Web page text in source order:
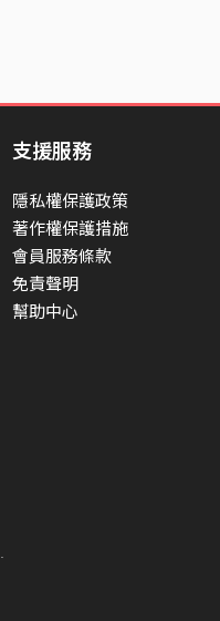
支援服務
隱私權保護政策
著作權保護措施
會員服務條款
免責聲明
幫助中心